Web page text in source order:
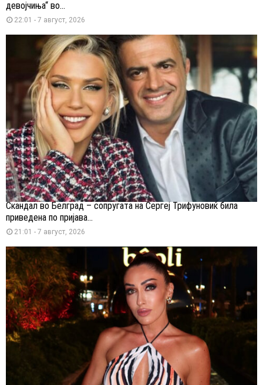
девојчиња“ во...
22:01 - 7 август, 2026
Скандал во Белград – сопругата на Сергеј Трифуновиќ била
приведена по пријава...
21:01 - 7 август, 2026